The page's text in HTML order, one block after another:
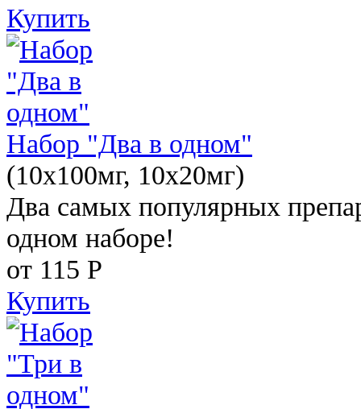
Купить
Набор "Два в одном"
(10x100мг, 10x20мг)
Два самых популярных
одном наборе!
от 115 Р
Купить